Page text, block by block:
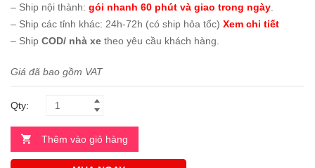
– Ship nội thành: gói nhanh 60 phút và giao trong ngày
– Ship các tỉnh khác: 24h-72h (có ship hỏa tốc) Xem chi tiết
– Ship COD/ nhà xe theo yêu cầu khách hàng.
Giá đã bao gồm VAT
Qty:
Thêm vào giỏ hàng